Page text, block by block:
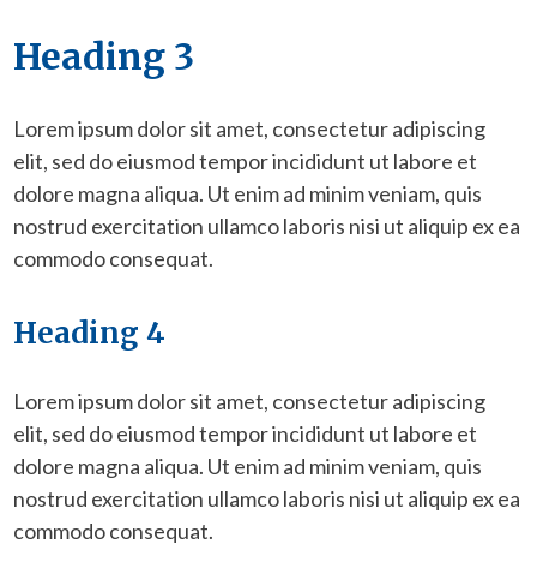
Heading 3
Lorem ipsum dolor sit amet, consectetur adipiscing
elit, sed do eiusmod tempor incididunt ut labore et
dolore magna aliqua. Ut enim ad minim veniam, quis
nostrud exercitation ullamco laboris nisi ut aliquip ex ea
commodo consequat.
Heading 4
Lorem ipsum dolor sit amet, consectetur adipiscing
elit, sed do eiusmod tempor incididunt ut labore et
dolore magna aliqua. Ut enim ad minim veniam, quis
nostrud exercitation ullamco laboris nisi ut aliquip ex ea
commodo consequat.